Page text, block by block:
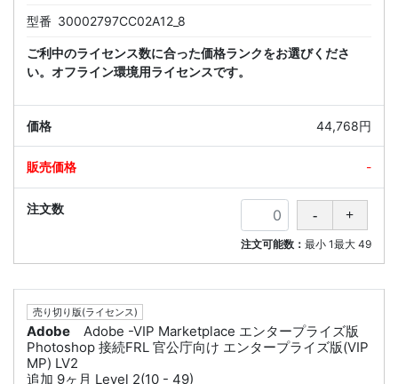
型番 30002797CC02A12_8
ご利中のライセンス数に合った価格ランクをお選びくださ
い。オフライン環境用ライセンスです。
44,768円
-
注文可能数： 最小 1最大 49
売り切り版(ライセンス)
Adobe
Adobe -VIP Marketplace エンタープライズ版
Photoshop 接続FRL 官公庁向け エンタープライズ版(VIP
MP) LV2
追加 9ヶ月 Level 2(10 - 49)